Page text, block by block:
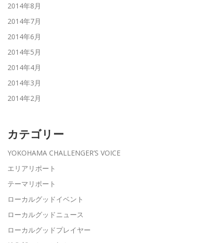
2014年8月
2014年7月
2014年6月
2014年5月
2014年4月
2014年3月
2014年2月
カテゴリー
YOKOHAMA CHALLENGER’S VOICE
エリアリポート
テーマリポート
ローカルグッドイベント
ローカルグッドニュース
ローカルグッドプレイヤー